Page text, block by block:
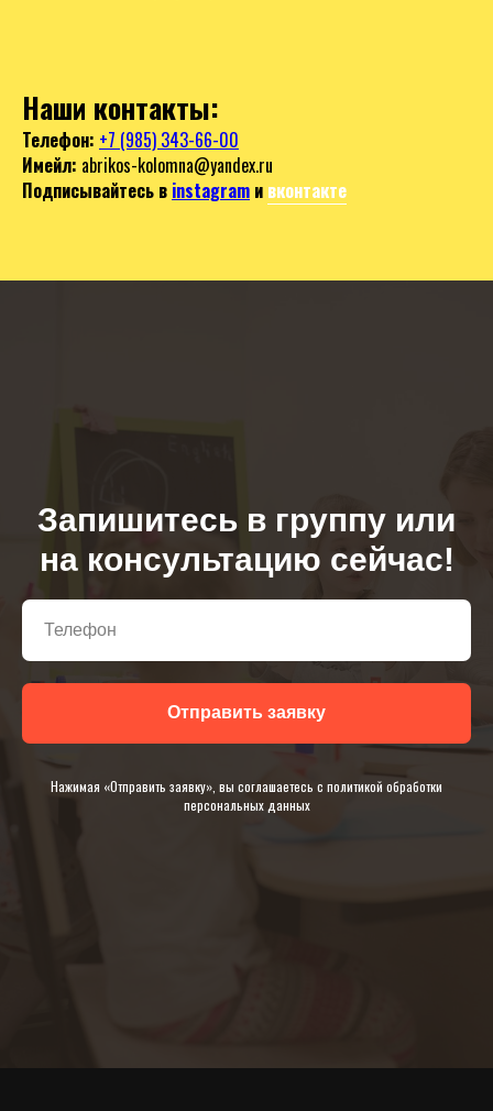
Наши контакты:
Телефон: +7 (985) 343-66-00
Имейл: abrikos-kolomna@yandex.ru
Подписывайтесь в instagram и вконтакте
Запишитесь в группу или
на консультацию сейчас!
Отправить заявку
Нажимая «Отправить заявку», вы соглашаетесь с политикой обработки
персональных данных